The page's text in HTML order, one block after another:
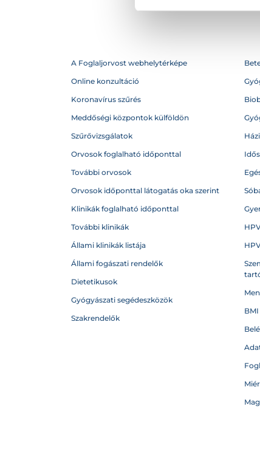
A Foglaljorvost webhelytérképe
Online konzultáció
Koronavírus szűrés
Meddőségi központok külföldön
Szűrővizsgálatok
Orvosok foglalható időponttal
További orvosok
Orvosok időponttal látogatás oka szerint
Klinikák foglalható időponttal
További klinikák
Állami klinikák listája
Állami fogászati rendelők
Dietetikusok
Gyógyászati segédeszközök
Szakrendelők